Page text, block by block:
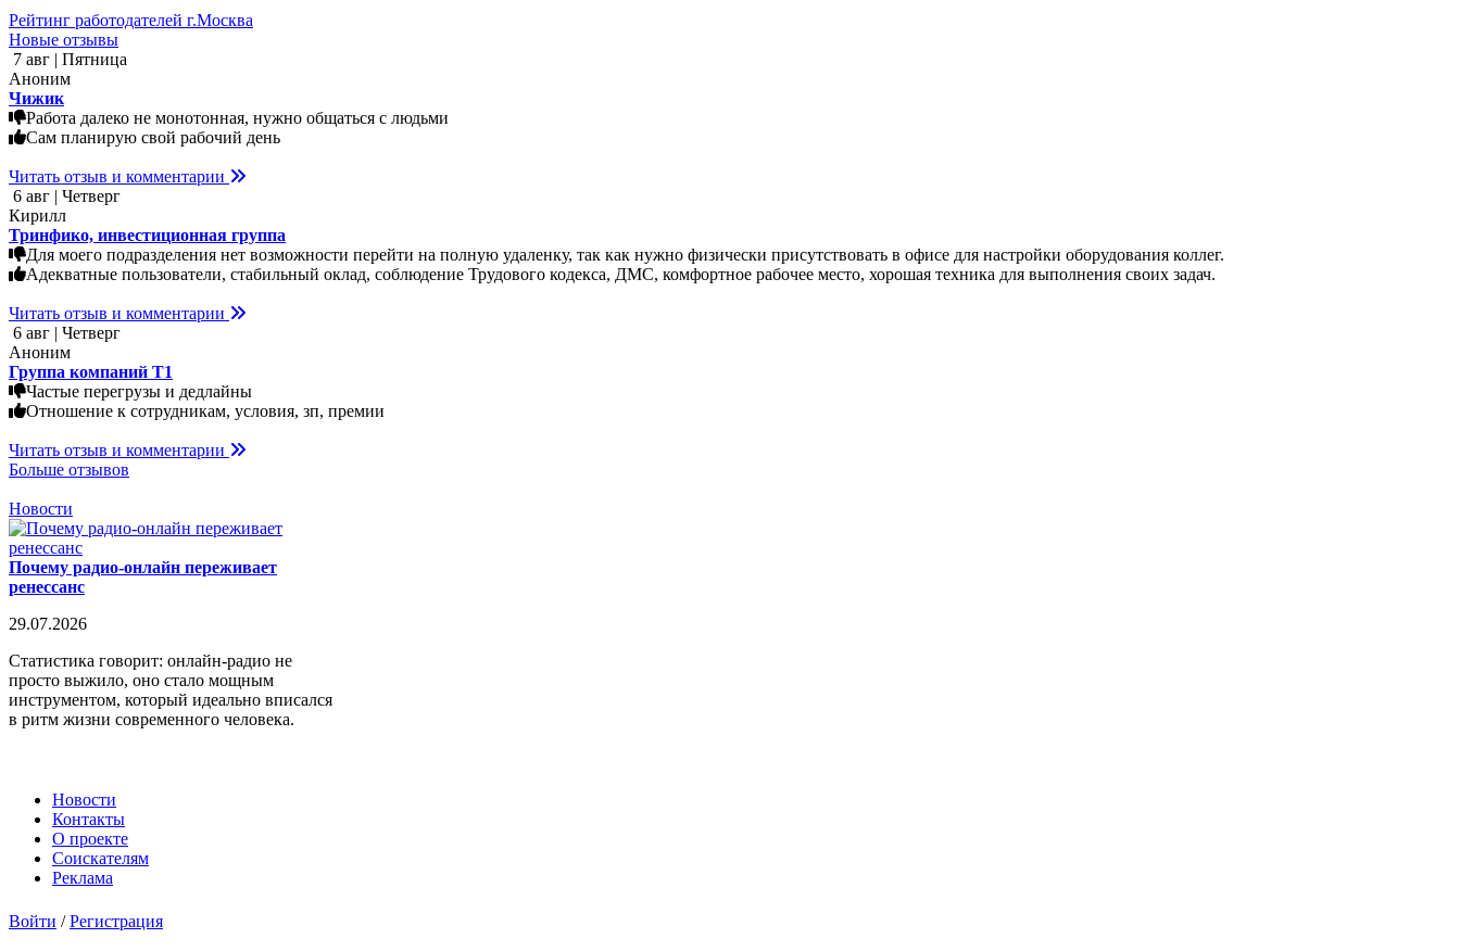
Рейтинг работодателей г.Москва
Новые отзывы
7 авг | Пятница
Аноним
Чижик
Работа далеко не монотонная, нужно общаться с людьми
Сам планирую свой рабочий день
Читать отзыв и комментарии
6 авг | Четверг
Кирилл
Тринфико, инвестиционная группа
Для моего подразделения нет возможности перейти на полную удаленку, так как нужно физически присутствовать в офисе для настройки оборудования коллег.
Адекватные пользователи, стабильный оклад, соблюдение Трудового кодекса, ДМС, комфортное рабочее место, хорошая техника для выполнения своих задач.
Читать отзыв и комментарии
6 авг | Четверг
Аноним
Группа компаний Т1
Частые перегрузы и дедлайны
Отношение к сотрудникам, условия, зп, премии
Читать отзыв и комментарии
Больше отзывов
Новости
Почему радио-онлайн переживает
ренессанс
29.07.2026
Статистика говорит: онлайн-радио не
просто выжило, оно стало мощным
инструментом, который идеально вписался
в ритм жизни современного человека.
Новости
Контакты
О проекте
Соискателям
Реклама
Войти /Регистрация